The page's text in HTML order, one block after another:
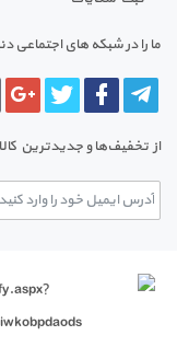
ما را در شبکه های اجتماعی
از تخفیف‌ها و جدیدترین‌